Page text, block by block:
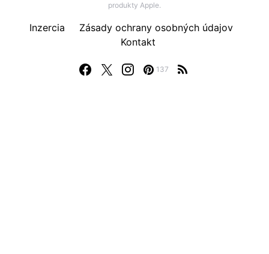
produkty Apple.
137
Inzercia
Zásady ochrany osobných údajov
Kontakt